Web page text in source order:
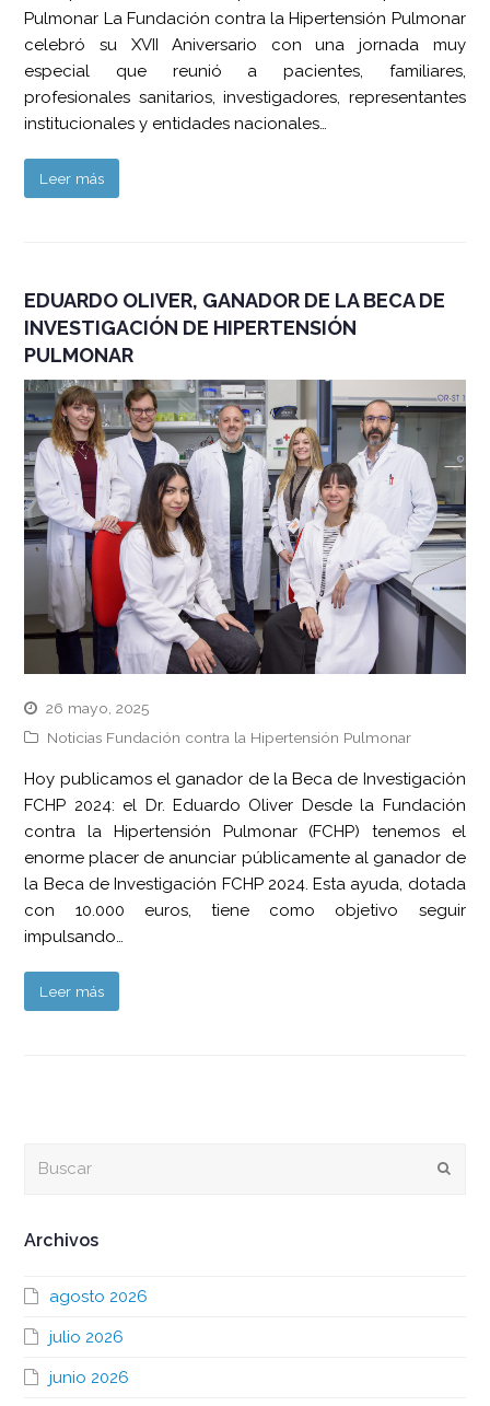
Pulmonar La Fundación contra la Hipertensión Pulmonar
celebró su XVII Aniversario con una jornada muy
especial que reunió a pacientes, familiares,
profesionales sanitarios, investigadores, representantes
institucionales y entidades nacionales…
Leer más
EDUARDO OLIVER, GANADOR DE LA BECA DE
INVESTIGACIÓN DE HIPERTENSIÓN
PULMONAR
26 mayo, 2025
Noticias Fundación contra la Hipertensión Pulmonar
Hoy publicamos el ganador de la Beca de Investigación
FCHP 2024: el Dr. Eduardo Oliver Desde la Fundación
contra la Hipertensión Pulmonar (FCHP) tenemos el
enorme placer de anunciar públicamente al ganador de
la Beca de Investigación FCHP 2024. Esta ayuda, dotada
con 10.000 euros, tiene como objetivo seguir
impulsando…
Leer más
Archivos
agosto 2026
julio 2026
junio 2026